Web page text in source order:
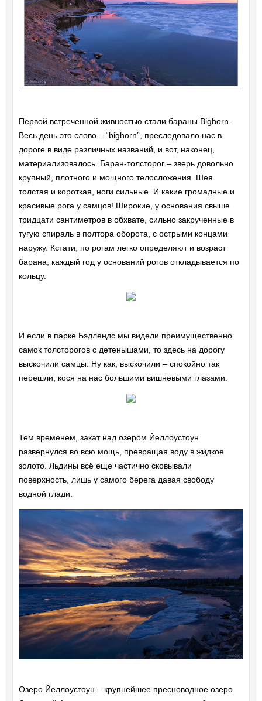
Первой встреченной живностью стали бараны Bighorn.
Весь день это слово – “bighorn”, преследовало нас в
дороге в виде различных названий, и вот, наконец,
материализовалось. Баран-толсторог – зверь довольно
крупный, плотного и мощного телосложения. Шея
толстая и короткая, ноги сильные. И какие громадные и
красивые рога у самцов! Широкие, у основания свыше
тридцати сантиметров в обхвате, сильно закрученные в
тугую спираль в полтора оборота, с острыми концами
наружу. Кстати, по рогам легко определяют и возраст
барана, каждый год у оснований рогов откладывается по
кольцу.
И если в парке Бэдлендс мы видели преимущественно
самок толсторогов с детенышами, то здесь на дорогу
выскочили самцы. Ну как, выскочили – спокойно так
перешли, кося на нас большими вишневыми глазами.
Тем временем, закат над озером Йеллоустоун
развернулся во всю мощь, превращая воду в жидкое
золото. Льдины всё еще частично сковывали
поверхность, лишь у самого берега давая свободу
водной глади.
Озеро Йеллоустоун – крупнейшее пресноводное озеро